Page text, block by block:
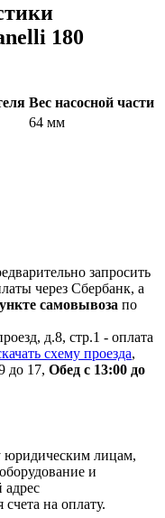
180
Вес насосной части
64 мм
запросить
через Сбербанк, а
самовывоза по
д.8, стр.1 - оплата
схему проезда,
до 17, Обед с 13:00 до
юридическим лицам,
и
на оплату.